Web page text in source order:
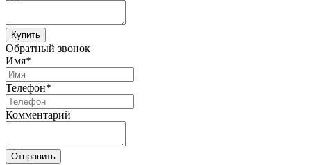
Купить
Обратный звонок
Имя*
Телефон*
Комментарий
Отправить